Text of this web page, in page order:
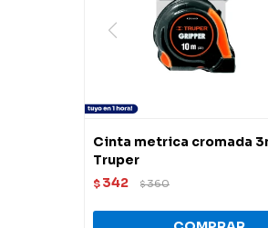
Cinta metrica cromada
Truper
$ 342 $360